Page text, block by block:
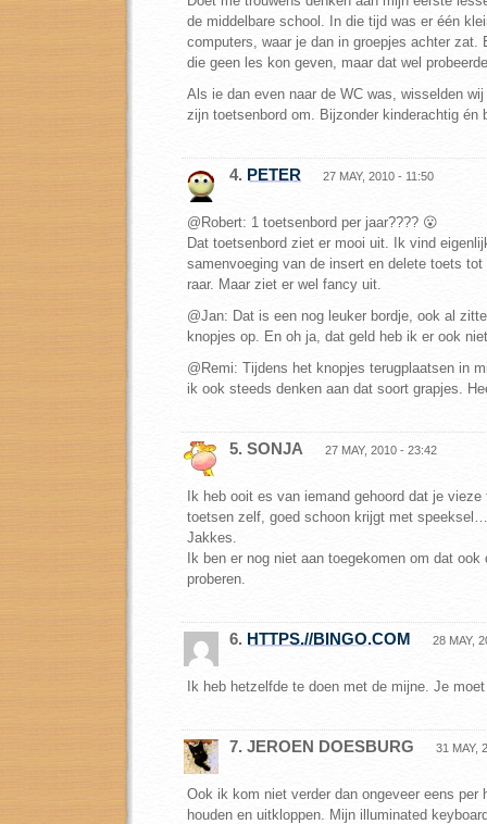
de middelbare school. In die tijd was er één
computers, waar je dan in groepjes achter zat.
die geen les kon geven, maar dat wel
Als ie dan even naar de WC was, wisselden
zijn toetsenbord om. Bijzonder kinderachtig én
4. PETER 27 MAY, 2010 - 11:50
@Robert: 1 toetsenbord per jaar???? 😮
Dat toetsenbord ziet er mooi uit. Ik vind
samenvoeging van de insert en delete toets
raar. Maar ziet er wel fancy uit.
@Jan: Dat is een nog leuker bordje, ook al
knopjes op. En oh ja, dat geld heb ik er ook
@Remi: Tijdens het knopjes terugplaatsen in
ik ook steeds denken aan dat soort grapjes.
5. SONJA 27 MAY, 2010 - 23:42
Ik heb ooit es van iemand gehoord dat je
toetsen zelf, goed schoon krijgt met
Jakkes.
Ik ben er nog niet aan toegekomen om dat
proberen.
6. HTTPS.//BINGO.COM 28 MAY,
Ik heb hetzelfde te doen met de mijne. Je
7. JEROEN DOESBURG 31 MAY,
Ook ik kom niet verder dan ongeveer eens per
houden en uitkloppen. Mijn illuminated